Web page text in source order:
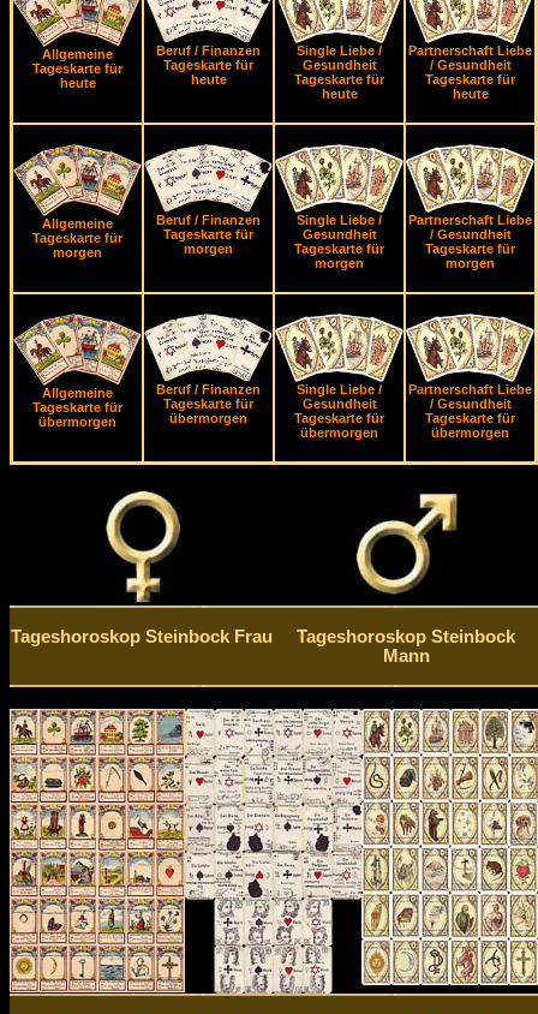
Allgemeine
Tageskarte für
heute
Beruf / Finanzen
Tageskarte für
heute
Single Liebe /
Gesundheit
Tageskarte für
heute
Partnerschaft Liebe
/ Gesundheit
Tageskarte für
heute
Allgemeine
Tageskarte für
morgen
Beruf / Finanzen
Tageskarte für
morgen
Single Liebe /
Gesundheit
Tageskarte für
morgen
Partnerschaft Liebe
/ Gesundheit
Tageskarte für
morgen
Allgemeine
Tageskarte für
übermorgen
Beruf / Finanzen
Tageskarte für
übermorgen
Single Liebe /
Gesundheit
Tageskarte für
übermorgen
Partnerschaft Liebe
/ Gesundheit
Tageskarte für
übermorgen
Tageshoroskop Steinbock Frau
Tageshoroskop Steinbock
Mann